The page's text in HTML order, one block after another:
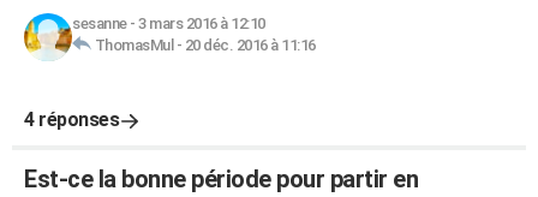
sesanne- 3 mars 2016 à 12:10
ThomasMul - 20 déc. 2016 à 11:16
4 réponses
Est-ce la bonne période pour partir en